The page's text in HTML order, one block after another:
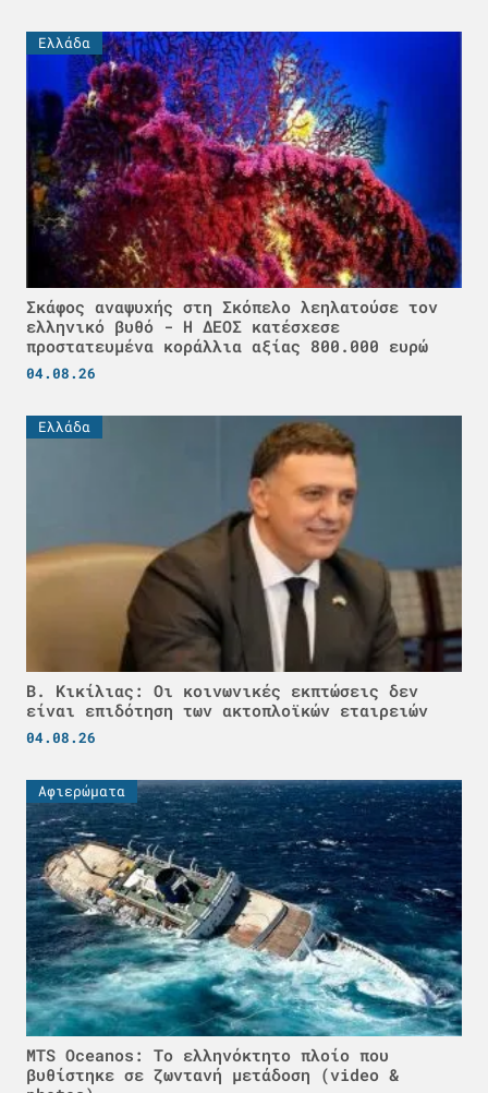
Ελλάδα
Σκάφος αναψυχής στη Σκόπελο λεηλατούσε τον
ελληνικό βυθό - H ΔΕΟΣ κατέσχεσε
προστατευμένα κοράλλια αξίας 800.000 ευρώ
04.08.26
Ελλάδα
Β. Κικίλιας: Οι κοινωνικές εκπτώσεις δεν
είναι επιδότηση των ακτοπλοϊκών εταιρειών
04.08.26
Αφιερώματα
MTS Oceanos: Το ελληνόκτητο πλοίο που
βυθίστηκε σε ζωντανή μετάδοση (video &